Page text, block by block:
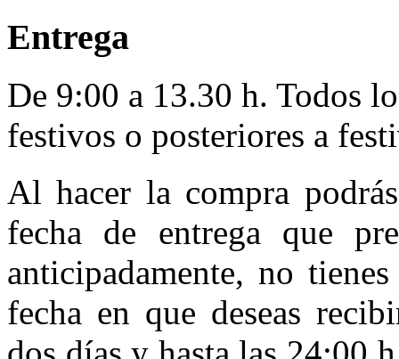
Entrega
De 9:00 a 13.30 h. Todos
festivos o posteriores a
Al hacer la compra
fecha de entrega que
anticipadamente, no
fecha en que deseas